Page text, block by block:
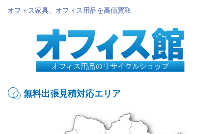
オフィス家具、オフィス用品を高価買取
無料出張見積対応エリア